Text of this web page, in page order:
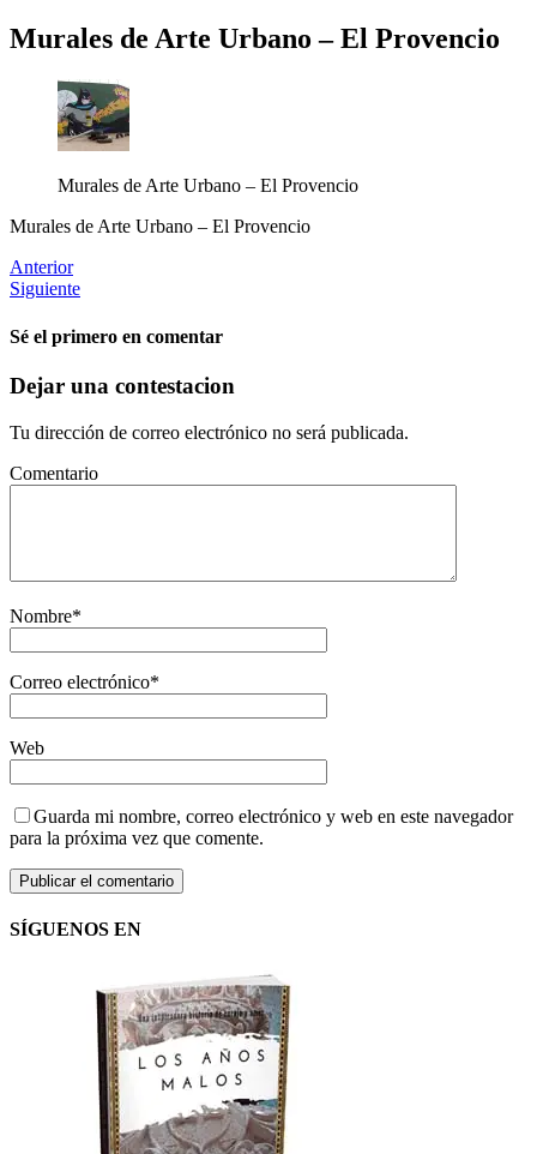
Murales de Arte Urbano – El Provencio
Murales de Arte Urbano – El Provencio
Murales de Arte Urbano – El Provencio
Anterior
Siguiente
Sé el primero en comentar
Dejar una contestacion
Tu dirección de correo electrónico no será publicada.
Comentario
Nombre*
Correo electrónico*
Web
Guarda mi nombre, correo electrónico y web en este navegador
para la próxima vez que comente.
SÍGUENOS EN